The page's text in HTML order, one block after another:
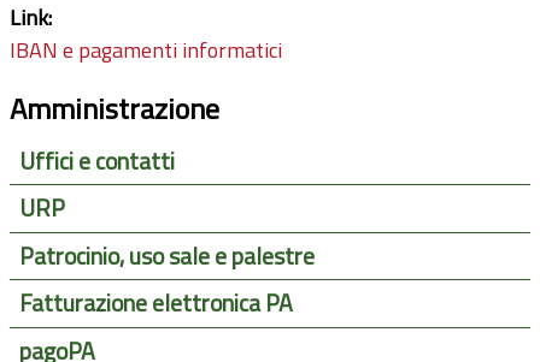
Link:
IBAN e pagamenti informatici
Amministrazione
Uffici e contatti
URP
Patrocinio, uso sale e palestre
Fatturazione elettronica PA
pagoPA